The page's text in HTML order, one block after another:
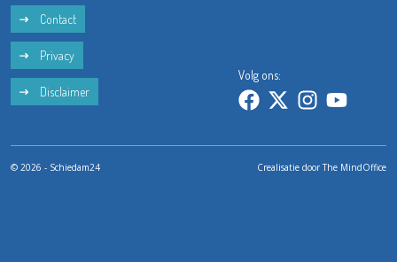
Contact
Privacy
Disclaimer
Volg ons:
© 2026 - Schiedam24 Crealisatie doorThe MindOffice